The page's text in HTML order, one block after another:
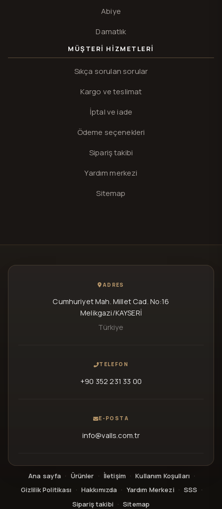
Abiye
Damatlık
MÜŞTERI HIZMETLERI
Sıkça sorulan sorular
Kargo ve teslimat
İptal ve iade
Ödeme seçenekleri
Sipariş takibi
Yardım merkezi
Sitemap
ADRES
Cumhuriyet Mah. Millet Cad. No:16
Melikgazi/KAYSERİ
Türkiye
TELEFON
+90 352 231 33 00
E-POSTA
info@valls.com.tr
Ana sayfa · Ürünler · İletişim · Kullanım Koşulları ·
Gizlilik Politikası
· Hakkımızda · Yardım Merkezi · SSS ·
Sipariş takibi · Sitemap